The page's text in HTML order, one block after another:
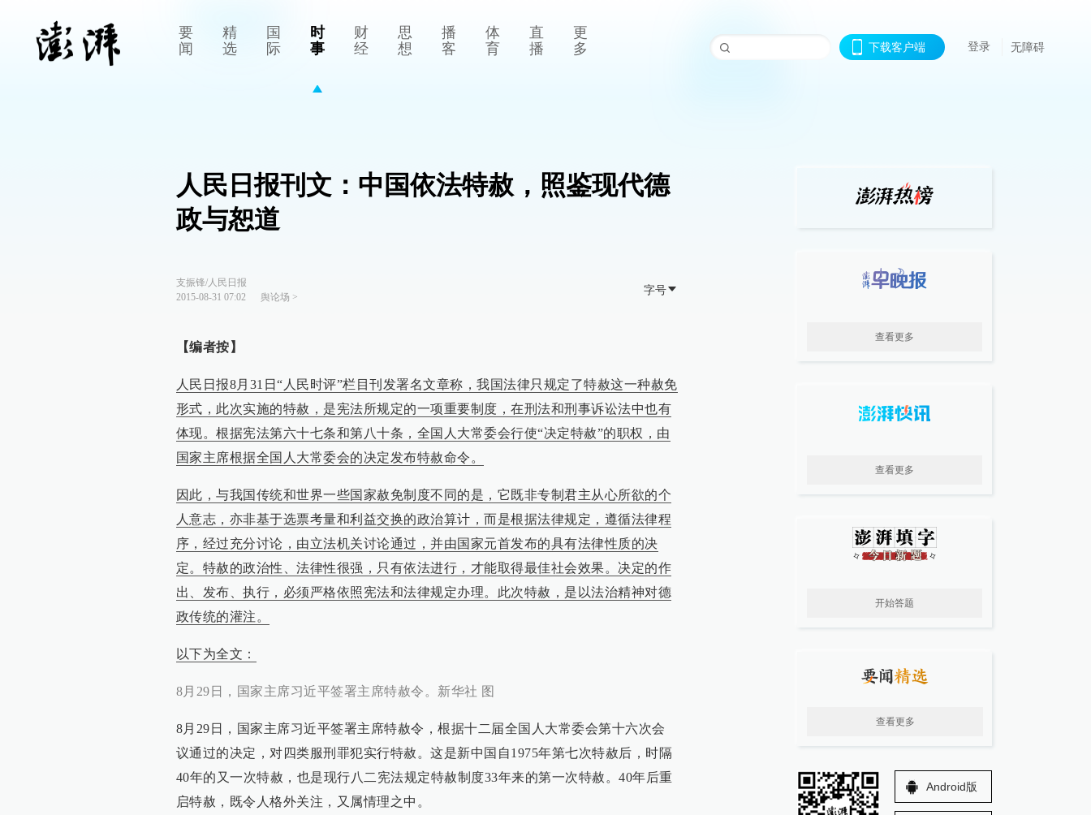
要
闻
精
选
国
际
时
事
财
经
思
想
播
客
体
育
直
播
更
多
下载客户端 登录 无障碍
人民日报刊文：中国依法特赦，照鉴现代德
政与恕道
支振锋/人民日报
2015-08-31 07:02
舆论场 >
字号
【编者按】
人民日报8月31日“人民时评”栏目刊发署名文章称，我国法律只规定了特赦这一种赦免
形式，此次实施的特赦，是宪法所规定的一项重要制度，在刑法和刑事诉讼法中也有
体现。根据宪法第六十七条和第八十条，全国人大常委会行使“决定特赦”的职权，由
国家主席根据全国人大常委会的决定发布特赦命令。
因此，与我国传统和世界一些国家赦免制度不同的是，它既非专制君主从心所欲的个
人意志，亦非基于选票考量和利益交换的政治算计，而是根据法律规定，遵循法律程
序，经过充分讨论，由立法机关讨论通过，并由国家元首发布的具有法律性质的决
定。特赦的政治性、法律性很强，只有依法进行，才能取得最佳社会效果。决定的作
出、发布、执行，必须严格依照宪法和法律规定办理。此次特赦，是以法治精神对德
政传统的灌注。
以下为全文：
8月29日，国家主席习近平签署主席特赦令。新华社 图
8月29日，国家主席习近平签署主席特赦令，根据十二届全国人大常委会第十六次会
议通过的决定，对四类服刑罪犯实行特赦。这是新中国自1975年第七次特赦后，时隔
40年的又一次特赦，也是现行八二宪法规定特赦制度33年来的第一次特赦。40年后重
启特赦，既令人格外关注，又属情理之中。
查看更多
查看更多
开始答题
查看更多
Android版